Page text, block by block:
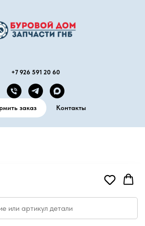
+7 926 591 20 60
заказ Контакты